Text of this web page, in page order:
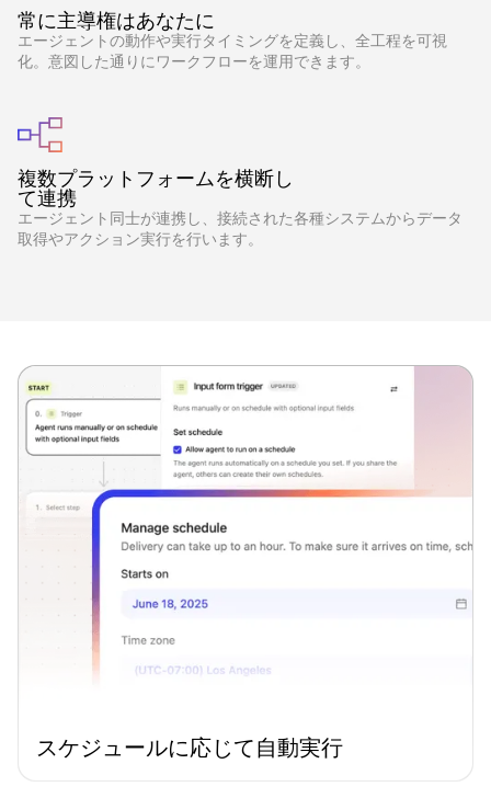
常に主導権はあなたに
エージェントの動作や実行タイミングを定義し、全工程を可視
化。意図した通りにワークフローを運用できます。
複数プラットフォームを横断し
て連携
エージェント同士が連携し、接続された各種システムからデータ
取得やアクション実行を行います。
スケジュールに応じて自動実行